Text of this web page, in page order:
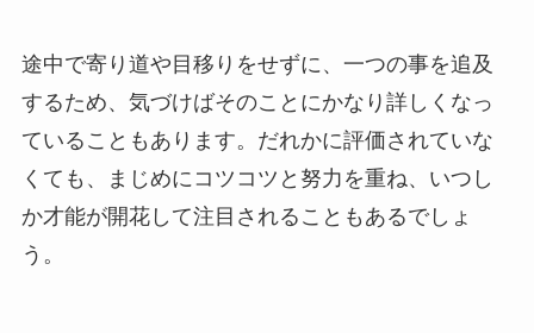
途中で寄り道や目移りをせずに、一つの事を追及
するため、気づけばそのことにかなり詳しくなっ
ていることもあります。だれかに評価されていな
くても、まじめにコツコツと努力を重ね、いつし
か才能が開花して注目されることもあるでしょ
う。